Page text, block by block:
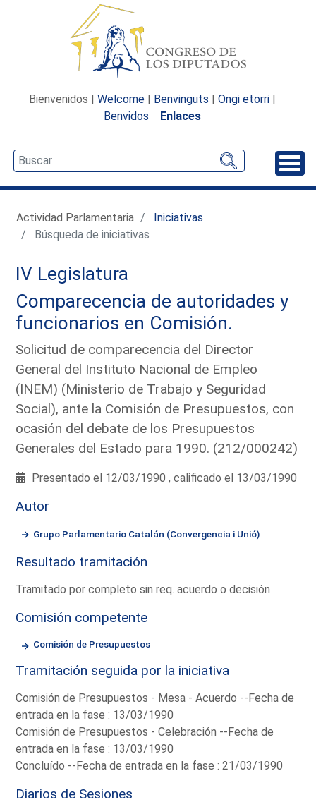
Bienvenidos | Welcome | Benvinguts | Ongi etorri |
Benvidos
Enlaces
Actividad Parlamentaria
Iniciativas
Búsqueda de iniciativas
IV Legislatura
Comparecencia de autoridades y
funcionarios en Comisión.
Solicitud de comparecencia del Director
General del Instituto Nacional de Empleo
(INEM) (Ministerio de Trabajo y Seguridad
Social), ante la Comisión de Presupuestos, con
ocasión del debate de los Presupuestos
Generales del Estado para 1990. (212/000242)
Presentado el 12/03/1990 , calificado el 13/03/1990
Autor
Grupo Parlamentario Catalán (Convergencia i Unió)
Resultado tramitación
Tramitado por completo sin req. acuerdo o decisión
Comisión competente
Comisión de Presupuestos
Tramitación seguida por la iniciativa
Comisión de Presupuestos - Mesa - Acuerdo --Fecha de
entrada en la fase : 13/03/1990
Comisión de Presupuestos - Celebración --Fecha de
entrada en la fase : 13/03/1990
Concluído --Fecha de entrada en la fase : 21/03/1990
Diarios de Sesiones